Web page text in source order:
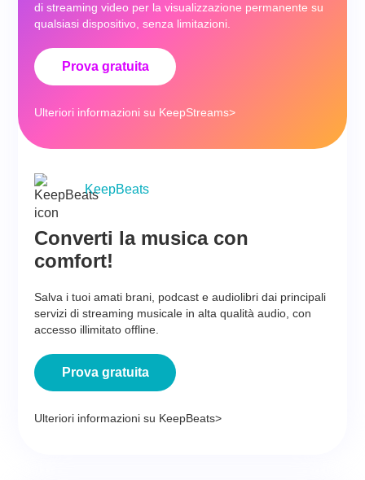
di streaming video per la visualizzazione permanente su
qualsiasi dispositivo, senza limitazioni.
Prova gratuita
Ulteriori informazioni su KeepStreams>
KeepBeats
Converti la musica con
comfort!
Salva i tuoi amati brani, podcast e audiolibri dai principali
servizi di streaming musicale in alta qualità audio, con
accesso illimitato offline.
Prova gratuita
Ulteriori informazioni su KeepBeats>